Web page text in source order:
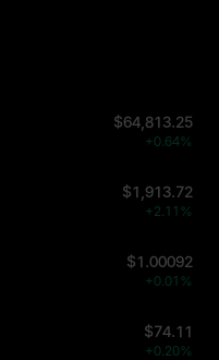
$64,813.25
+0.64%
$1,913.72
+2.11%
$1.00092
+0.01%
$74.11
+0.20%